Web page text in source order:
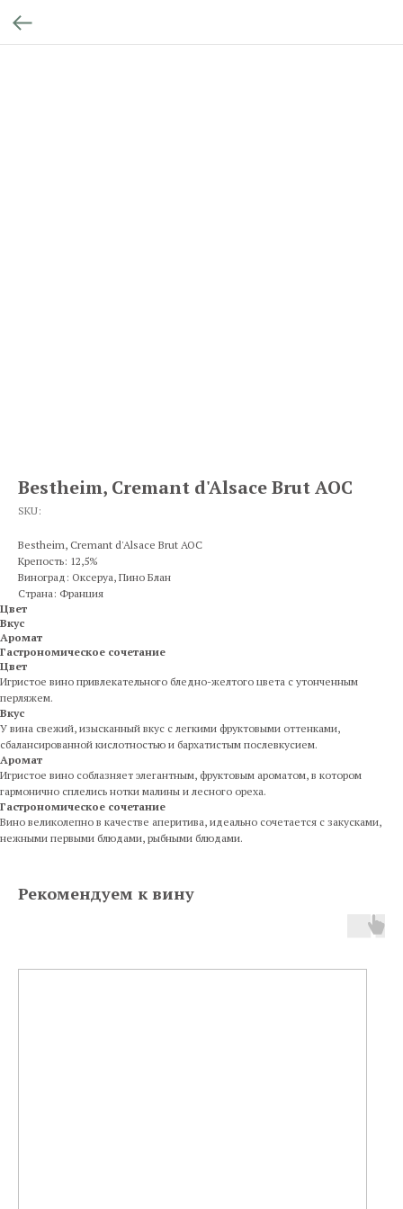
Bestheim, Cremant d'Alsace Brut AOC
SKU:
Bestheim, Cremant d'Alsace Brut AOC
Крепость: 12,5%
Виноград: Оксеруа, Пино Блан
Страна: Франция
Цвет
Вкус
Аромат
Гастрономическое сочетание
Цвет
Игристое вино привлекательного бледно-желтого цвета с утонченным
перляжем.
Вкус
У вина свежий, изысканный вкус с легкими фруктовыми оттенками,
сбалансированной кислотностью и бархатистым послевкусием.
Аромат
Игристое вино соблазняет элегантным, фруктовым ароматом, в котором
гармонично сплелись нотки малины и лесного ореха.
Гастрономическое сочетание
Вино великолепно в качестве аперитива, идеально сочетается с закусками,
нежными первыми блюдами, рыбными блюдами.
Рекомендуем к вину